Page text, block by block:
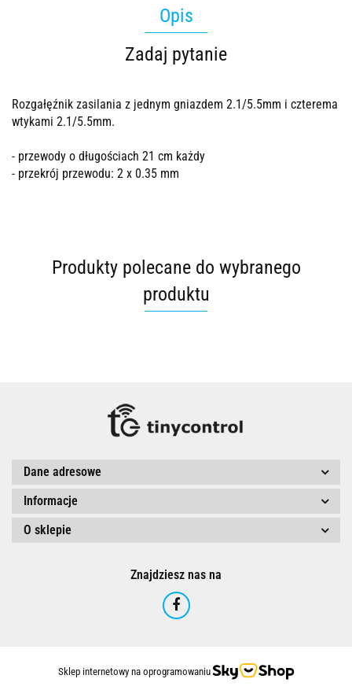
Opis
Zadaj pytanie
Rozgałęźnik zasilania z jednym gniazdem 2.1/5.5mm i czterema
wtykami 2.1/5.5mm.
- przewody o długościach 21 cm każdy
- przekrój przewodu: 2 x 0.35 mm
Produkty polecane do wybranego
produktu
Dane adresowe
Informacje
O sklepie
Znajdziesz nas na
Sklep internetowy na oprogramowaniu